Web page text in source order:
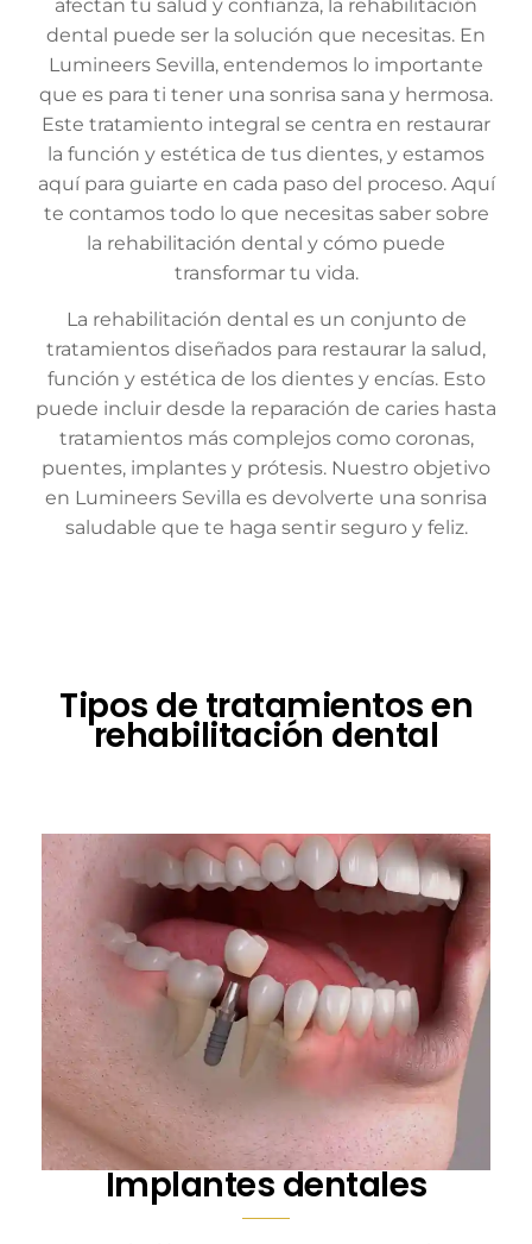
afectan tu salud y confianza, la rehabilitación
dental puede ser la solución que necesitas. En
Lumineers Sevilla, entendemos lo importante
que es para ti tener una sonrisa sana y hermosa.
Este tratamiento integral se centra en restaurar
la función y estética de tus dientes, y estamos
aquí para guiarte en cada paso del proceso. Aquí
te contamos todo lo que necesitas saber sobre
la rehabilitación dental y cómo puede
transformar tu vida.
La rehabilitación dental es un conjunto de
tratamientos diseñados para restaurar la salud,
función y estética de los dientes y encías. Esto
puede incluir desde la reparación de caries hasta
tratamientos más complejos como coronas,
puentes, implantes y prótesis. Nuestro objetivo
en Lumineers Sevilla es devolverte una sonrisa
saludable que te haga sentir seguro y feliz.
Tipos de tratamientos en
rehabilitación dental
Implantes dentales